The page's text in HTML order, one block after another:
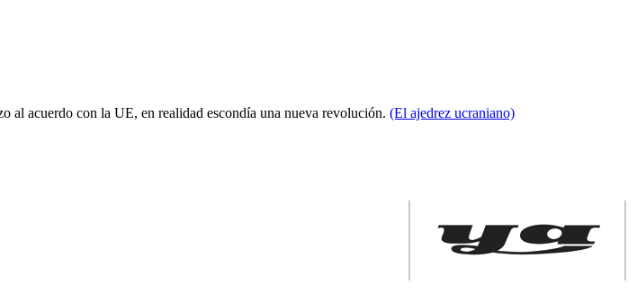
al acuerdo con la UE, en realidad escondía una nueva revolución. (El ajedrez ucraniano)